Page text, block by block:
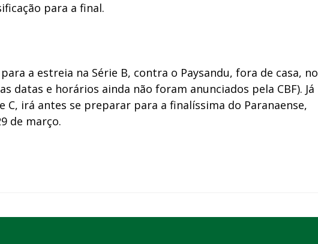
para a final.
a estreia na Série B, contra o Paysandu, fora de casa, no
datas e horários ainda não foram anunciados pela CBF). Já
C, irá antes se preparar para a finalíssima do Paranaense,
de março.